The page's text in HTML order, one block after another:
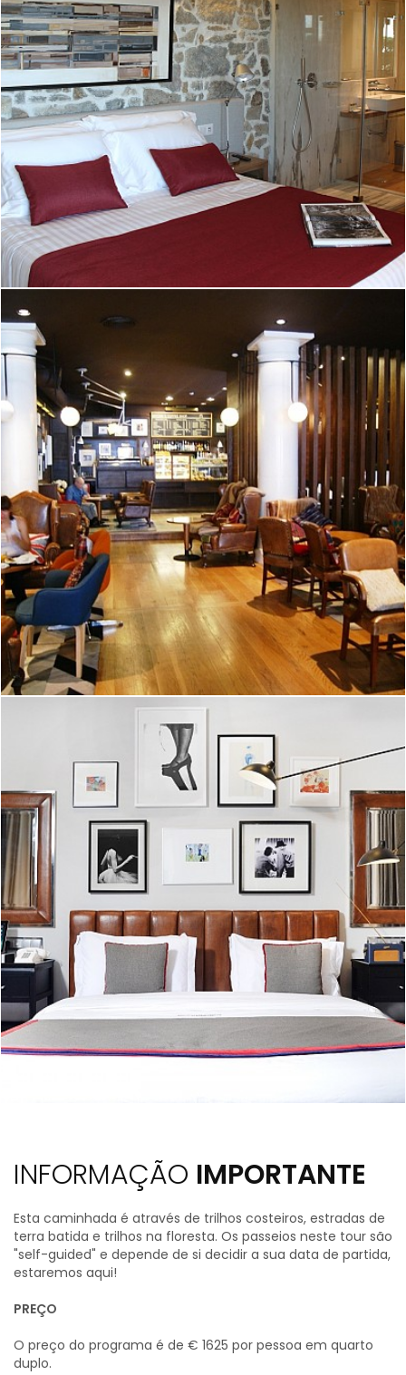
INFORMAÇÃO IMPORTANTE
Esta caminhada é através de trilhos costeiros, estradas de
terra batida e trilhos na floresta. Os passeios neste tour são
"self-guided" e depende de si decidir a sua data de partida,
estaremos aqui!
PREÇO
O preço do programa é de € 1625 por pessoa em quarto
duplo.